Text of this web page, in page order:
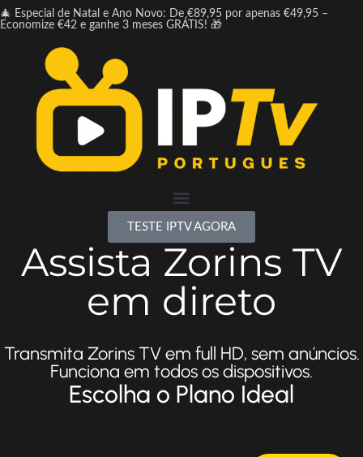
🎄 Especial de Natal e Ano Novo: De €89,95 por apenas €49,95 –
Economize €42 e ganhe 3 meses GRÁTIS! 🎁
TESTE IPTV AGORA
Assista Zorins TV
em direto
Transmita Zorins TV em full HD, sem anúncios.
Funciona em todos os dispositivos.
Escolha o Plano Ideal